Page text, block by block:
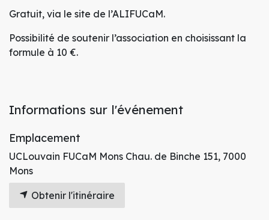
Gratuit, via le site de l’ALIFUCaM.
Possibilité de soutenir l’association en choisissant la
formule à 10 €.
Informations sur l'événement
Emplacement
UCLouvain FUCaM Mons Chau. de Binche 151, 7000
Mons
Obtenir l'itinéraire